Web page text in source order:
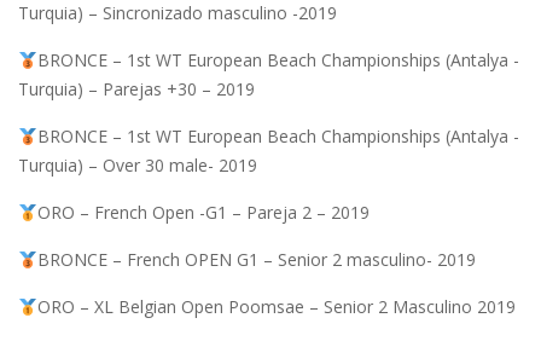
Turquia) – Sincronizado masculino -2019
BRONCE – 1st WT European Beach Championships (Antalya -
Turquia) – Parejas +30 – 2019
BRONCE – 1st WT European Beach Championships (Antalya -
Turquia) – Over 30 male- 2019
ORO – French Open -G1 – Pareja 2 – 2019
BRONCE – French OPEN G1 – Senior 2 masculino- 2019
ORO – XL Belgian Open Poomsae – Senior 2 Masculino 2019